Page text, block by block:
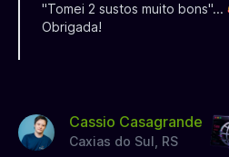
"Tomei 2 sustos muito
Obrigada!
Cassio Casagrande
Caxias do Sul, RS